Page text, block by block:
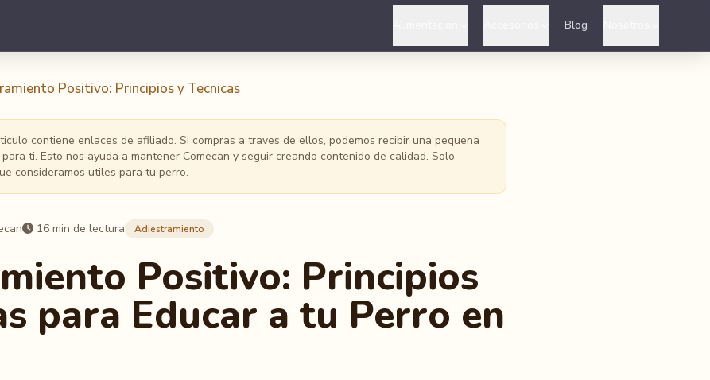
Blog
Positivo: Principios y Tecnicas
contiene enlaces de afiliado. Si compras a traves de ellos, podemos recibir una pequena
ti. Esto nos ayuda a mantener Comecan y seguir creando contenido de calidad. Solo
consideramos utiles para tu perro.
16 min de lectura Adiestramiento
Positivo: Principios
para Educar a tu Perro en